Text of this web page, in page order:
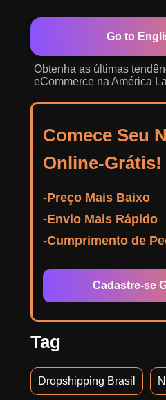
Go to
Obtenha as últimas
eCommerce na América
Comece Seu
Online-Grátis!
-Preço Mais Baixo
-Envio Mais Rápido
-Cumprimento de
Cadastre-se
Tag
Dropshipping Brasil